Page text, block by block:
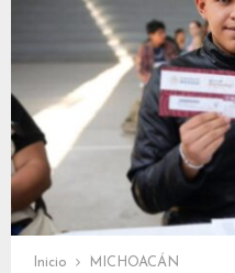
Inicio
MICHOACÁN